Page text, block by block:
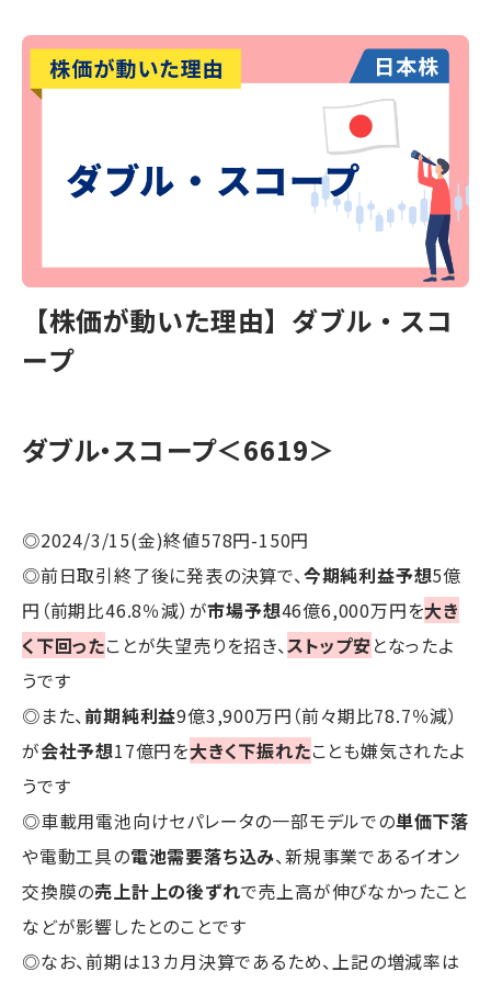
【株価が動いた理由】ダブル・スコ
ープ
ダブル・スコープ＜6619＞
◎2024/3/15(金)終値578円-150円
◎前日取引終了後に発表の決算で、今期純利益予想5億
円（前期比46.8％減）が市場予想46億6,000万円を大き
く下回ったことが失望売りを招き、ストップ安となったよ
うです
◎また、 前期純利益9億3,900万円（前々期比78.7％減）
が会社予想17億円を大きく下振れたことも嫌気されたよ
うです
◎車載用電池向けセパレータの一部モデルでの単価下落
や電動工具の電池需要落ち込み、新規事業であるイオン
交換膜の売上計上の後ずれで売上高が伸びなかったこと
などが影響したとのことです
◎なお、前期は13カ月決算であるため、上記の増減率は